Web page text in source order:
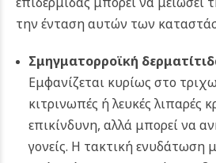
την ένταση αυτών των
Σμηγματορροϊκή
Εμφανίζεται κυρίως στο
κιτρινωπές ή λευκές λιπαρές
επικίνδυνη, αλλά μπορεί να
γονείς. Η τακτική ενυδάτωση